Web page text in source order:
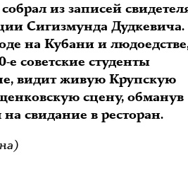
из записей
Сигизмунда Дудкевича.
на Кубани и
е советские студенты
видит живую Крупскую
сцену, обманув
свидание в ресторан.